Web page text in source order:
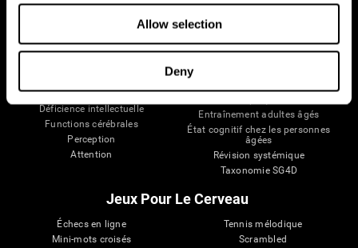
Allow selection
Deny
Cerveau et esprit
Neurones
Perte de Mémoire
Déficience intellectuelle
Functions cérébrales
Perception
Attention
Validation thérapeutique
Jeux d'ordinateur
Adultes en bonne santé
Personnes âgées en bonne santé
Entraînement adultes âgés
État cognitif chez les personnes
âgées
Révision systémique
Taxonomie SG4D
Jeux Pour Le Cerveau
Échecs en ligne
Mini-mots croisés
Tennis mélodique
Scrambled